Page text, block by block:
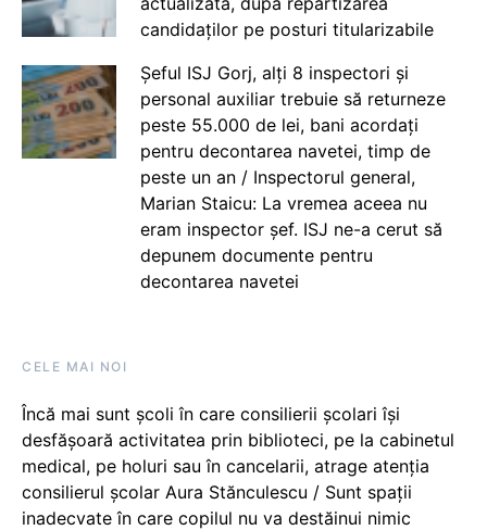
candidaților pe posturi titularizabile
Șeful ISJ Gorj, alți 8 inspectori și
personal auxiliar trebuie să returneze
peste 55.000 de lei, bani acordați
pentru decontarea navetei, timp de
peste un an / Inspectorul general,
Marian Staicu: La vremea aceea nu
eram inspector șef. ISJ ne-a cerut să
depunem documente pentru
decontarea navetei
CELE MAI NOI
Încă mai sunt școli în care consilierii școlari își
desfășoară activitatea prin biblioteci, pe la cabinetul
medical, pe holuri sau în cancelarii, atrage atenția
consilierul școlar Aura Stănculescu / Sunt spații
inadecvate în care copilul nu va destăinui nimic